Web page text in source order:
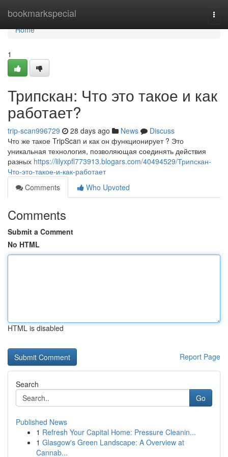
bookmarkspecial
Home
Home
1
Трипскан: Что это такое и как
работает?
trip-scan996729 28 days ago News
Discuss
Что же такое TripScan и как он функционирует ? Это
уникальная технология, позволяющая соединять действия
разных https://lilyxpfl773913.blogars.com/40494529/Трипскан-
Что-это-такое-и-как-работает
Comments
Who Upvoted
Comments
Submit a Comment
No HTML
HTML is disabled
Report Page
Search
Go
Published News
1 Refresh Your Capital Home: Pressure Cleanin...
1 Glasgow's Green Landscape: A Overview at
Cannab...